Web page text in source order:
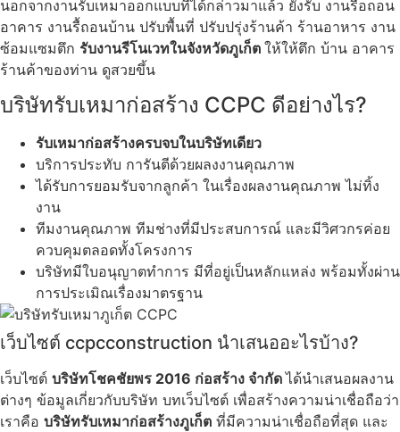
นอกจากงานรับเหมาออกแบบที่ได้กล่าวมาแล้ว ยังรับ งานรื้อถอน
อาคาร งานรื้ถอนบ้าน ปรับพื้นที่ ปรับปรุ่งร้านค้า ร้านอาหาร งาน
ซ้อมแซมตึก รับงานรีโนเวทในจังหวัดภูเก็ต ให้ให้ตึก บ้าน อาคาร
ร้านค้าของท่าน ดูสวยขึ้น
บริษัทรับเหมาก่อสร้าง CCPC ดีอย่างไร?
รับเหมาก่อสร้างครบจบในบริษัทเดียว
บริการประทับ การันตีด้วยผลงงานคุณภาพ
ได้รับการยอมรับจากลูกค้า ในเรื่องผลงานคุณภาพ ไม่ทิ้ง
งาน
ทีมงานคุณภาพ ทีมช่างที่มีประสบการณ์ และมีวิศวกรค่อย
ควบคุมตลอดทั้งโครงการ
บริษัทมีใบอนุญาตทำการ มีที่อยู่เป็นหลักแหล่ง พร้อมทั้งผ่าน
การประเมิณเรื่องมาตรฐาน
เว็บไซต์ ccpcconstruction นำเสนออะไรบ้าง?
เว็บไซต์ บริษัทโชคชัยพร 2016 ก่อสร้าง จำกัดได้นำเสนอผลงาน
ต่างๆ ข้อมูลเกี่ยวกับบริษัท บทเว็บไซต์ เพื่อสร้างความน่าเชื่อถือว่า
เราคือ บริษัทรับเหมาก่อสร้างภูเก็ต ที่มีความน่าเชื่อถือที่สุด และ